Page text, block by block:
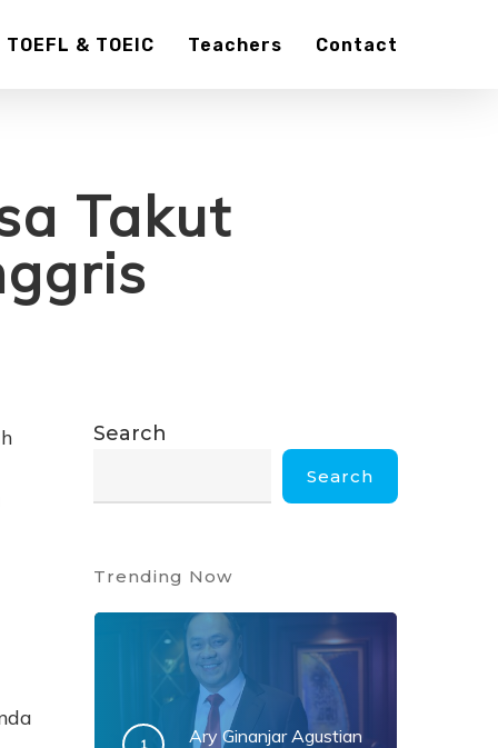
TOEFL & TOEIC Teachers Contact
Takut
Search
Search
Trending Now
Ary Ginanjar Agustian